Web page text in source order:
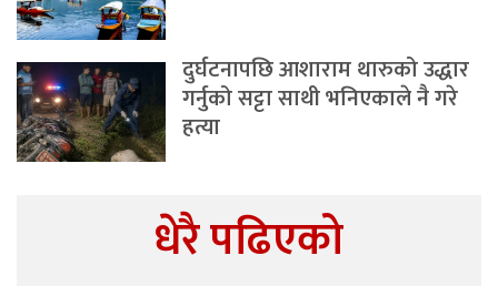
दुर्घटनापछि आशाराम थारुको उद्धार
गर्नुको सट्टा साथी भनिएकाले नै गरे
हत्या
धेरै पढिएको